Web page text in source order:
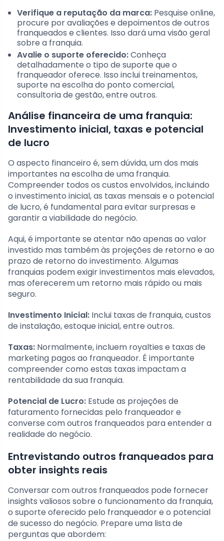
Verifique a reputação da marca: Pesquise online,
procure por avaliações e depoimentos de outros
franqueados e clientes. Isso dará uma visão geral
sobre a franquia.
Avalie o suporte oferecido:Conheça
detalhadamente o tipo de suporte que o
franqueador oferece. Isso inclui treinamentos,
suporte na escolha do ponto comercial,
consultoria de gestão, entre outros.
Análise financeira de uma franquia:
Investimento inicial, taxas e potencial
de lucro
O aspecto financeiro é, sem dúvida, um dos mais
importantes na escolha de uma franquia.
Compreender todos os custos envolvidos, incluindo
o investimento inicial, as taxas mensais e o potencial
de lucro, é fundamental para evitar surpresas e
garantir a viabilidade do negócio.
Aqui, é importante se atentar não apenas ao valor
investido mas também às projeções de retorno e ao
prazo de retorno do investimento. Algumas
franquias podem exigir investimentos mais elevados,
mas oferecerem um retorno mais rápido ou mais
seguro.
Investimento Inicial: Inclui taxas de franquia, custos
de instalação, estoque inicial, entre outros.
Taxas: Normalmente, incluem royalties e taxas de
marketing pagos ao franqueador. É importante
compreender como estas taxas impactam a
rentabilidade da sua franquia.
Potencial de Lucro: Estude as projeções de
faturamento fornecidas pelo franqueador e
converse com outros franqueados para entender a
realidade do negócio.
Entrevistando outros franqueados para
obter insights reais
Conversar com outros franqueados pode fornecer
insights valiosos sobre o funcionamento da franquia,
o suporte oferecido pelo franqueador e o potencial
de sucesso do negócio. Prepare uma lista de
perguntas que abordem: